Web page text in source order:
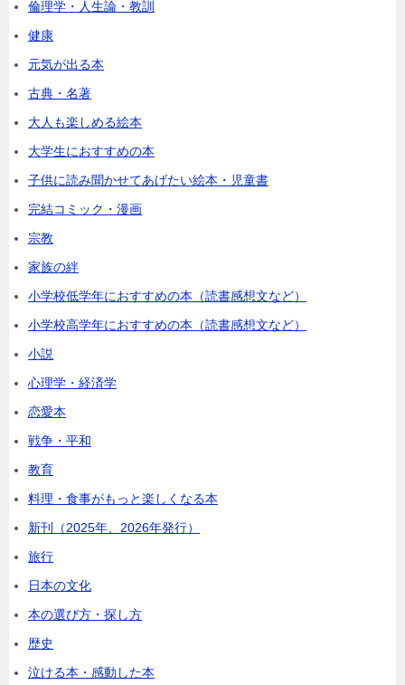
倫理学・人生論・教訓
健康
元気が出る本
古典・名著
大人も楽しめる絵本
大学生におすすめの本
子供に読み聞かせてあげたい絵本・児童書
完結コミック・漫画
宗教
家族の絆
小学校低学年におすすめの本（読書感想文など）
小学校高学年におすすめの本（読書感想文など）
小説
心理学・経済学
恋愛本
戦争・平和
教育
料理・食事がもっと楽しくなる本
新刊（2025年、2026年発行）
旅行
日本の文化
本の選び方・探し方
歴史
泣ける本・感動した本